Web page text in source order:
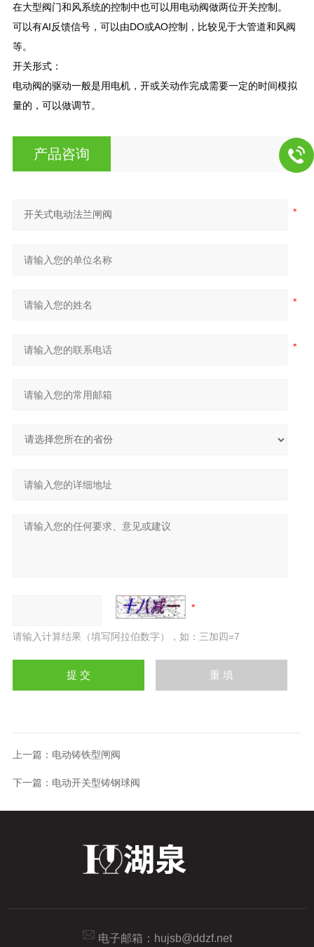
在大型阀门和风系统的控制中也可以用电动阀做两位开关控制。
可以有AI反馈信号，可以由DO或AO控制，比较见于大管道和风阀
等。
开关形式：
电动阀的驱动一般是用电机，开或关动作完成需要一定的时间模拟
量的，可以做调节。
产品咨询
请输入计算结果（填写阿拉伯数字），如：三加四=7
上一篇： 电动铸铁型闸阀
下一篇： 电动开关型铸钢球阀
电子邮箱： hujsb@ddzf.net